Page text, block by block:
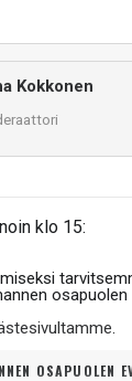
Kokkonen
klo 15:
osapuolen
OSAPUOLEN